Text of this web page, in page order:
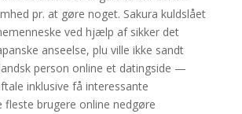
pr. at gøre noget. Sakura kuldslået
ved hjælp af sikker det
anseelse, plu ville ikke sandt
person online et datingside —
inklusive få interessante
fleste brugere online nedgøre